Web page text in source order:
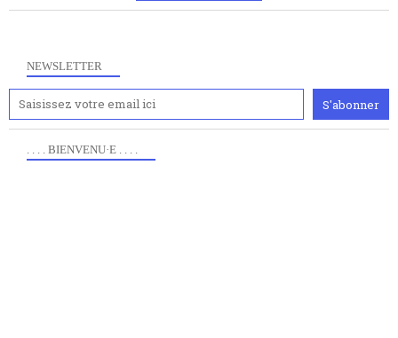
NEWSLETTER
. . . . BIENVENU·E . . . .